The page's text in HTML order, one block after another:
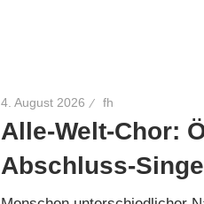
4. August 2026 fh
Alle-Welt-Chor:
Abschluss-